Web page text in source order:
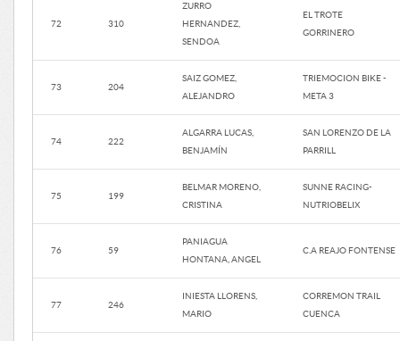
72 310
ZURRO
HERNANDEZ,
SENDOA
EL TROTE
GORRINERO
73 204
SAIZ GOMEZ,
ALEJANDRO
TRIEMOCION BIKE -
META 3
74 222
ALGARRA LUCAS,
BENJAMÍN
SAN LORENZO DE LA
PARRILL
75 199
BELMAR MORENO,
CRISTINA
SUNNE RACING-
NUTRIOBELIX
76 59
PANIAGUA
HONTANA, ANGEL
C.A REAJO FONTENSE
77 246
INIESTA LLORENS,
MARIO
CORREMON TRAIL
CUENCA